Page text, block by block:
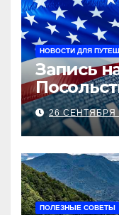
НОВОСТИ ДЛЯ
Запись
26 СЕНТЯБРЯ
ПОЛЕЗНЫЕ СОВЕТЫ